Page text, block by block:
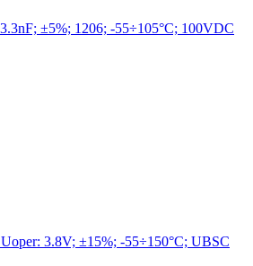
±5%; 1206; -55÷105°C; 100VDC
3.8V; ±15%; -55÷150°C; UBSC